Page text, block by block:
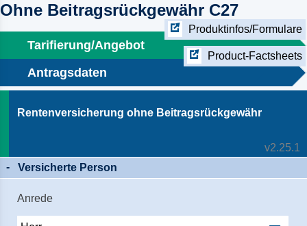
Product-Factsheets
Produktinfos/Formulare
Ohne Beitragsrückgewähr C27
Tarifierung/Angebot
Antragsdaten
Rentenversicherung ohne Beitragsrückgewähr
v2.25.1
Versicherte Person
Anrede